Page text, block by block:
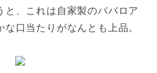
と、これは自家製のババロア
口当たりがなんとも上品。